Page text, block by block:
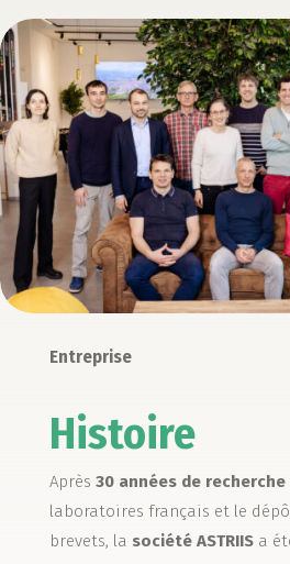
Entreprise
Histoire
Après 30 années de recherche
laboratoires français et le
brevets, la société ASTRIISa